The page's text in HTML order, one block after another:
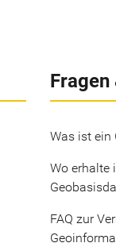
Was ist ein
Wo erhalte
FAQ zur